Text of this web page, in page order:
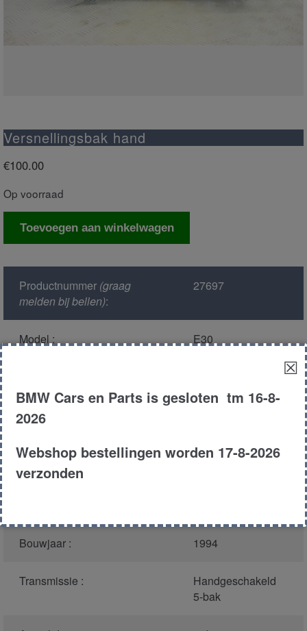
Versnellingsbak hand
€100.00
Op voorraad
Versnellingsbak
Toevoegen aan winkelwagen
Productnummer(graag
melden bij bellen):
27697
Model : E30
violet Metallic
Motor type :
Bouwjaar : 1994
Transmissie :
Handgeschakeld
5-bak
☒
BMW Cars en Parts is gesloten tm 16-8-
2026
Webshop bestellingen worden 17-8-2026
verzonden